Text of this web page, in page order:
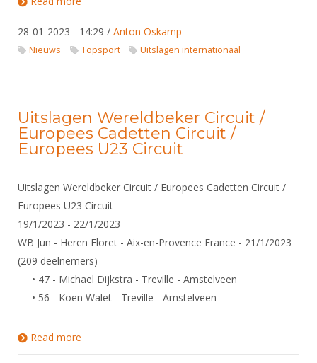
28-01-2023 - 14:29 / Anton Oskamp
Nieuws Topsport Uitslagen internationaal
Uitslagen Wereldbeker Circuit /
Europees Cadetten Circuit /
Europees U23 Circuit
Uitslagen Wereldbeker Circuit / Europees Cadetten Circuit /
Europees U23 Circuit
19/1/2023 - 22/1/2023
WB Jun - Heren Floret - Aix-en-Provence France - 21/1/2023
(209 deelnemers)
• 47 - Michael Dijkstra - Treville - Amstelveen
• 56 - Koen Walet - Treville - Amstelveen
Read more